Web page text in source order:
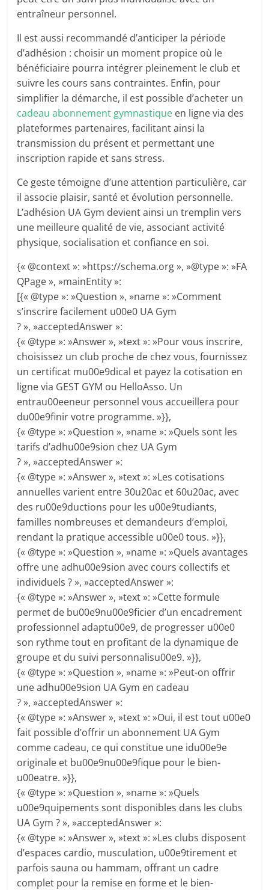
entraîneur personnel.
Il est aussi recommandé d’anticiper la période
d’adhésion : choisir un moment propice où le
bénéficiaire pourra intégrer pleinement le club et
suivre les cours sans contraintes. Enfin, pour
simplifier la démarche, il est possible d’acheter un
cadeau abonnement gymnastique en ligne via des
plateformes partenaires, facilitant ainsi la
transmission du présent et permettant une
inscription rapide et sans stress.
Ce geste témoigne d’une attention particulière, car
il associe plaisir, santé et évolution personnelle.
L’adhésion UA Gym devient ainsi un tremplin vers
une meilleure qualité de vie, associant activité
physique, socialisation et confiance en soi.
{« @context »: »https://schema.org », »@type »: »FA
QPage », »mainEntity »:
[{« @type »: »Question », »name »: »Comment
s’inscrire facilement u00e0 UA Gym
? », »acceptedAnswer »:
{« @type »: »Answer », »text »: »Pour vous inscrire,
choisissez un club proche de chez vous, fournissez
un certificat mu00e9dical et payez la cotisation en
ligne via GEST GYM ou HelloAsso. Un
entrau00eeneur personnel vous accueillera pour
du00e9finir votre programme. »}},
{« @type »: »Question », »name »: »Quels sont les
tarifs d’adhu00e9sion chez UA Gym
? », »acceptedAnswer »:
{« @type »: »Answer », »text »: »Les cotisations
annuelles varient entre 30u20ac et 60u20ac, avec
des ru00e9ductions pour les u00e9tudiants,
familles nombreuses et demandeurs d’emploi,
rendant la pratique accessible u00e0 tous. »}},
{« @type »: »Question », »name »: »Quels avantages
offre une adhu00e9sion avec cours collectifs et
individuels ? », »acceptedAnswer »:
{« @type »: »Answer », »text »: »Cette formule
permet de bu00e9nu00e9ficier d’un encadrement
professionnel adaptu00e9, de progresser u00e0
son rythme tout en profitant de la dynamique de
groupe et du suivi personnalisu00e9. »}},
{« @type »: »Question », »name »: »Peut-on offrir
une adhu00e9sion UA Gym en cadeau
? », »acceptedAnswer »:
{« @type »: »Answer », »text »: »Oui, il est tout u00e0
fait possible d’offrir un abonnement UA Gym
comme cadeau, ce qui constitue une idu00e9e
originale et bu00e9nu00e9fique pour le bien-
u00eatre. »}},
{« @type »: »Question », »name »: »Quels
u00e9quipements sont disponibles dans les clubs
UA Gym ? », »acceptedAnswer »:
{« @type »: »Answer », »text »: »Les clubs disposent
d’espaces cardio, musculation, u00e9tirement et
parfois sauna ou hammam, offrant un cadre
complet pour la remise en forme et le bien-